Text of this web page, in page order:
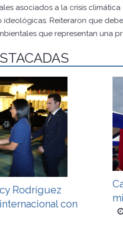
asociados a la crisis
ideológicas. Reiteraron que
que representan una
Rodríguez
con